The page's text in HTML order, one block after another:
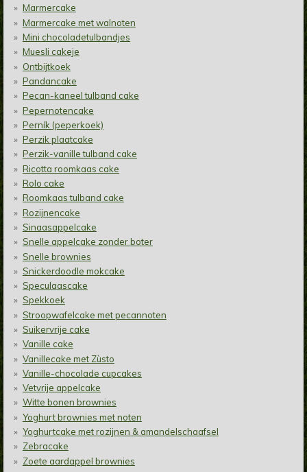
Marmercake
Marmercake met walnoten
Mini chocoladetulbandjes
Muesli cakeje
Ontbijtkoek
Pandancake
Pecan-kaneel tulband cake
Pepernotencake
Perník (peperkoek)
Perzik plaatcake
Perzik-vanille tulband cake
Ricotta roomkaas cake
Rolo cake
Roomkaas tulband cake
Rozijnencake
Sinaasappelcake
Snelle appelcake zonder boter
Snelle brownies
Snickerdoodle mokcake
Speculaascake
Spekkoek
Stroopwafelcake met pecannoten
Suikervrije cake
Vanille cake
Vanillecake met Zùsto
Vanille-chocolade cupcakes
Vetvrije appelcake
Witte bonen brownies
Yoghurt brownies met noten
Yoghurtcake met rozijnen & amandelschaafsel
Zebracake
Zoete aardappel brownies